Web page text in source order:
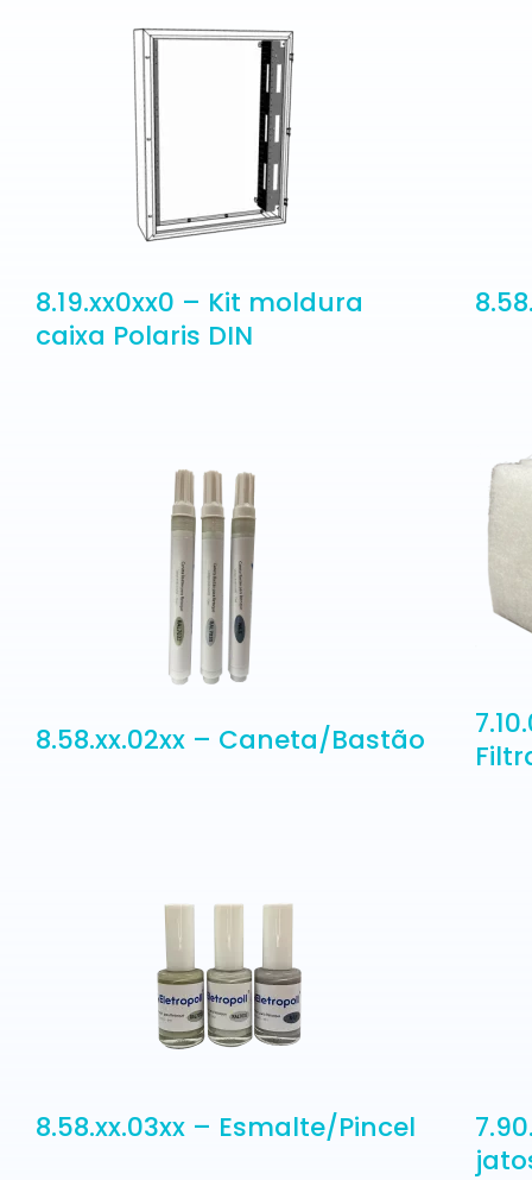
8.19.xx0xx0 – Kit moldura
caixa Polaris DIN
8.58.xx.02xx – Caneta/Bastão
8.58.xx.03xx – Esmalte/Pincel